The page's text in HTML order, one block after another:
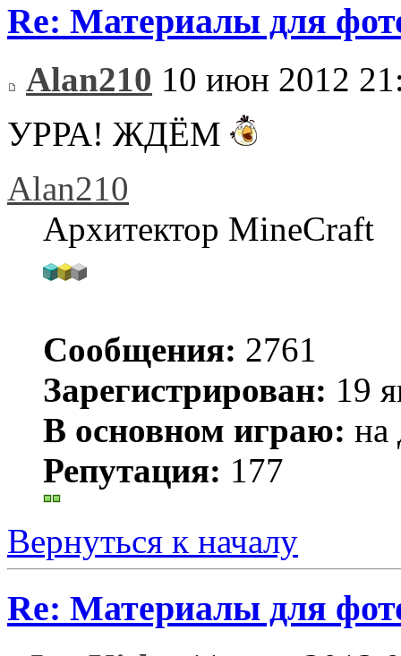
Re: Материалы для
Alan210 10 июн 2012
УРРА! ЖДЁМ
Alan210
Архитектор MineCraft
Сообщения: 2761
Зарегистрирован: 19
В основном играю: на
Репутация: 177
Вернуться к началу
Re: Материалы для